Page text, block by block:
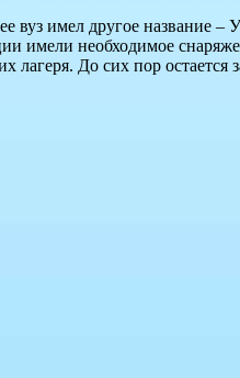
имел другое название –
имели необходимое
До сих пор